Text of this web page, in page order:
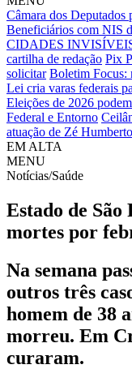
Câmara dos Deputados
Beneficiários com NIS
CIDADES
cartilha de redação Pix
solicitar Boletim Focus:
Lei cria varas federais
Eleições de 2026
Federal e Entorno
atuação de Zé
EM ALTA
MENU
Notícias/Saúde
Estado de São
mortes por
Na semana
outros três
homem de 38
morreu. Em
curaram.